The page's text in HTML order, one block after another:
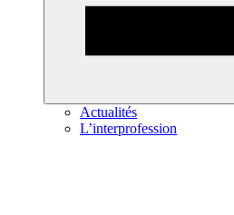
Actualités
L’interprofession